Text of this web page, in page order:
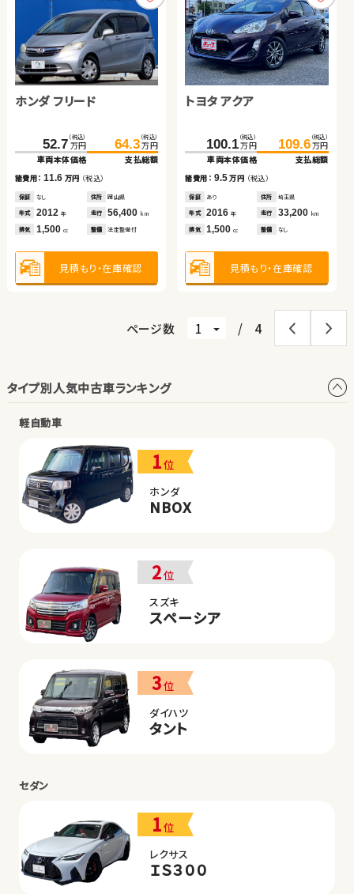
ホンダ フリード
52.7 （税込）
万円
車両本体価格
64.3 （税込）
万円
支払総額
諸費用：11.6 万円 （税込）
保証 なし 住所 岡山県
年式 2012 年 走行 56,400 km
排気 1,500 cc 整備 法定整備付
見積もり・在庫確認
トヨタ アクア
100.1 （税込）
万円
車両本体価格
109.6 （税込）
万円
支払総額
諸費用： 9.5万円 （税込）
保証 あり 住所 埼玉県
年式 2016年 走行 33,200 km
排気 1,500cc 整備 なし
見積もり・在庫確認
トヨタ アルファード
99.9 （税込）
万円
車両本体価格
111.8 （税込）
万円
支払総額
諸費用：11.9 万円 （税込）
保証 なし 住所 京都府
年式 2014 年 走行 63,800 km
排気 2,400 cc 整備 なし
見積もり・在庫確認
日産 セレナ
375.0 （税込）
万円
車両本体価格
384.0 （税込）
万円
支払総額
諸費用： 9.0万円 （税込）
保証 あり 住所 岡山県
年式 2024年 走行 18,500 km
排気 1,400cc 整備 法定整備付
見積もり・在庫確認
スバル フォレスター ハイ
ブリッド
206.1 （税込）
万円
諸費用：13.8万円（税込）
あり 岩手県
年式 2018年 走行
排気 2,000 整備 法定整備付
見積もり・在庫確認
スズキ アルト ＨＢ
105.0（税込）
万円
諸費用：8.9 万円（税込）
あり
年式 2018年 走行
排気 660 整備 法定整備付
見積もり・在庫確認
ページ数 / 4
タイプ別人気中古車ランキング
軽自動車
1位
ホンダ
NBOX
2位
スズキ
スペーシア
3位
ダイハツ
タント
セダン
1位
レクサス
ＩＳ３００